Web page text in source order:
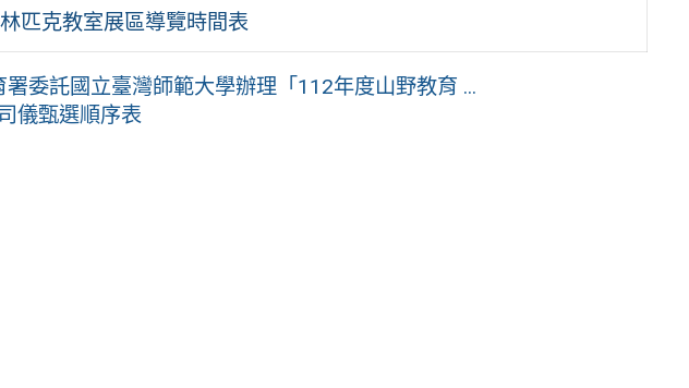
匹克教室展區導覽時間表
委託國立臺灣師範大學辦理「112年度山野教育 ...
儀甄選順序表